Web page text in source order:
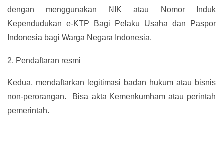
dengan menggunakan NIK atau Nomor Induk
Kependudukan e-KTP Bagi Pelaku Usaha dan Paspor
Indonesia bagi Warga Negara Indonesia.
2. Pendaftaran resmi
Kedua, mendaftarkan legitimasi badan hukum atau bisnis
non-perorangan. Bisa akta Kemenkumham atau perintah
pemerintah.